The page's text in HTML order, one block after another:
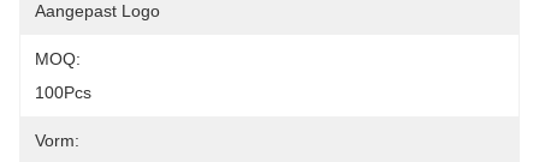
Aangepast Logo
MOQ:
100Pcs
Vorm: